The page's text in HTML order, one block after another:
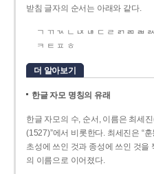
받침 글자의 순서는 아래와 같다.
ㄱ ㄲ ㄳ ㄴ ㄵ ㄶ ㄷ ㄹ ㄺ ㄻ ㄼ
ㅋ ㅌ ㅍ ㅎ
더 알아보기
한글 자모 명칭의 유래
한글 자모의 수, 순서, 이름은 최세
(1527)”에서 비롯한다. 최세진은 “
초성에 쓰인 것과 종성에 쓰인 것을
의 이름으로 이어졌다.